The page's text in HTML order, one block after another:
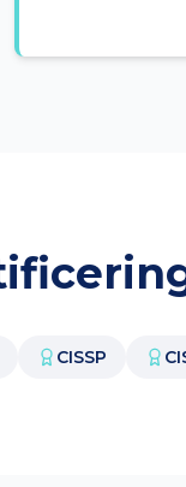
CISSP